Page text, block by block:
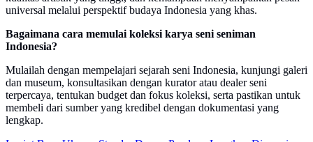
universal melalui perspektif budaya Indonesia yang khas.
Bagaimana cara memulai koleksi karya seni seniman
Indonesia?
Mulailah dengan mempelajari sejarah seni Indonesia, kunjungi galeri
dan museum, konsultasikan dengan kurator atau dealer seni
terpercaya, tentukan budget dan fokus koleksi, serta pastikan untuk
membeli dari sumber yang kredibel dengan dokumentasi yang
lengkap.